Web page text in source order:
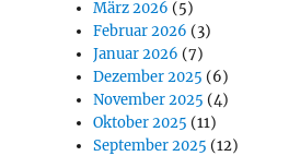
März 2026 (5)
Februar 2026 (3)
Januar 2026 (7)
Dezember 2025 (6)
November 2025 (4)
Oktober 2025 (11)
September 2025 (12)